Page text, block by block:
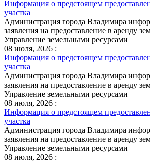
Информация о предстоящем
участка
Администрация города Владимира
заявления на предоставление в аренду
Управление земельными ресурсами
08 июля, 2026 :
Информация о предстоящем
участка
Администрация города Владимира
заявления на предоставление в аренду
Управление земельными ресурсами
08 июля, 2026 :
Информация о предстоящем
участка
Администрация города Владимира
заявления на предоставление в аренду
Управление земельными ресурсами
08 июля, 2026 :